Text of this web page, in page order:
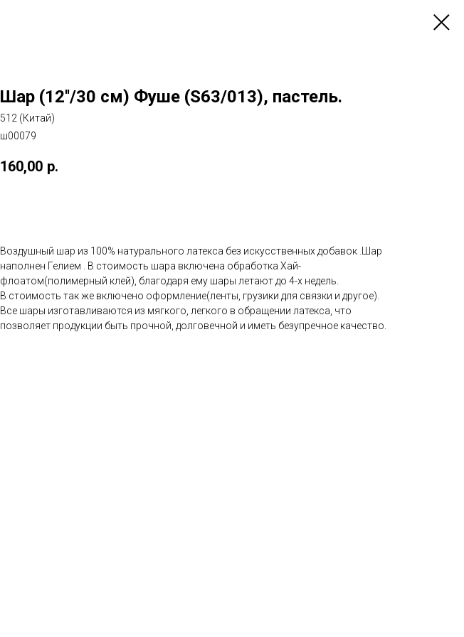
Шар (12''/30 см) Фуше (S63/013), пастель.
512 (Китай)
ш00079
160,00 р.
Воздушный шар из 100% натурального латекса без искусственных добавок .Шар
наполнен Гелием . В стоимость шара включена обработка Хай-
флоатом(полимерный клей), благодаря ему шары летают до 4-х недель.
В стоимость так же включено оформление(ленты, грузики для связки и другое).
Все шары изготавливаются из мягкого, легкого в обращении латекса, что
позволяет продукции быть прочной, долговечной и иметь безупречное качество.